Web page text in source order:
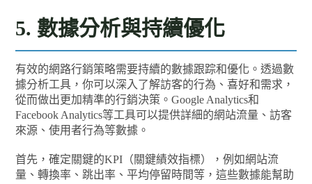
5. 數據分析與持續優化
有效的網路行銷策略需要持續的數據跟踪和優化。透過數
據分析工具，你可以深入了解訪客的行為、喜好和需求，
從而做出更加精準的行銷決策。Google Analytics和
Facebook Analytics等工具可以提供詳細的網站流量、訪客
來源、使用者行為等數據。
首先，確定關鍵的KPI（關鍵績效指標），例如網站流
量、轉換率、跳出率、平均停留時間等，這些數據能幫助